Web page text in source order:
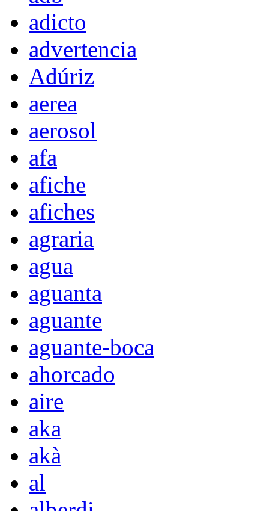
adicto
advertencia
Adúriz
aerea
aerosol
afa
afiche
afiches
agraria
agua
aguanta
aguante
aguante-boca
ahorcado
aire
aka
akà
al